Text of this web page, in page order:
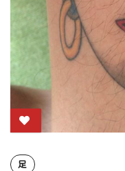
足